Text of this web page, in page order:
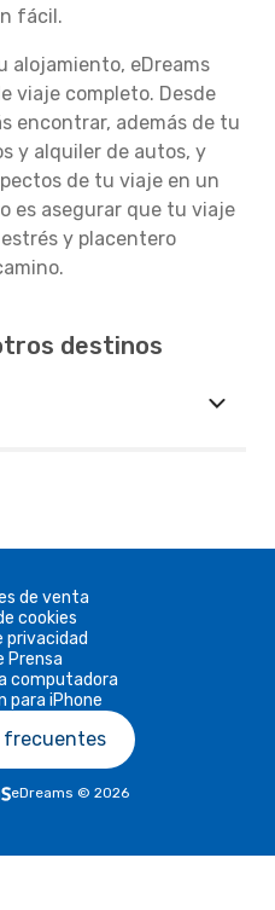
fácil.
alojamiento, eDreams
viaje completo. Desde
encontrar, además de tu
y alquiler de autos, y
de tu viaje en un
es asegurar que tu viaje
y placentero
destinos
de venta
cookies
privacidad
Prensa
computadora
para iPhone
frecuentes
eDreams © 2026